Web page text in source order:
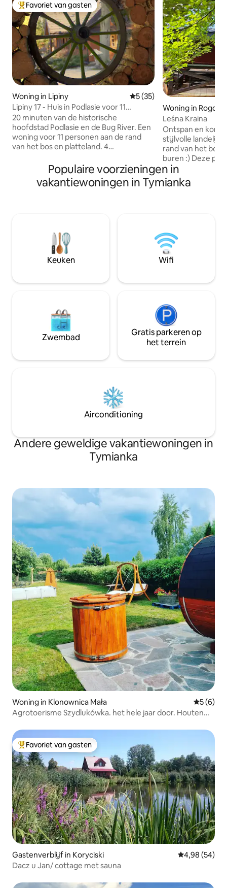
Topfavoriet van gasten
Favoriet van gasten
Woning in Lipiny Gemiddelde beoordeling
5 (35)
Lipiny 17 - Huis in Podlasie voor 11
personen
20 minuten van de historische
hoofdstad Podlasie en de Bug River. Een
woning voor 11 personen aan de rand
van het bos en platteland. 4
woonkamer, een tafelkamer en een
goed uitgeruste keuken. Het is een
perfecte plek voor diegenen die dicht bij
comfortabele schuilplaats met een grill.
Niet ver van de belangrijkste
bezienswaardigheden van het zuiden
van Podlasie: Herbal Corner, Mielnik,
mensen die op zoek zijn naar een
Woning in
Leśna Kraina
Ontspan en kom
stijlvolle
rand van het bos
buren :) Deze
landelijke sfeer
houten Podlasie-
de keuken en
uur en 20
Międzyrzec
omgeven door
die ideaal zijn
Populaire voorzieningen in
vakantiewoningen in Tymianka
Keuken Wifi
Zwembad
Gratis parkeren op
het terrein
Airconditioning
Andere geweldige vakantiewoningen in
Tymianka
Woning in Klonownica Mała
5 (6)
Agrotoerisme Szydlukówka. het hele jaar door. Houten
Topfavoriet van gasten
Favoriet van gasten
Gastenverblijf in Koryciski Gemiddelde
4,98 (54)
Dacz u Jan/ cottage met sauna